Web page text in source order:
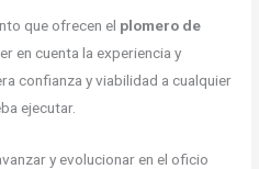
que ofrecen el plomero de
en cuenta la experiencia y
confianza y viabilidad a cualquier
ejecutar.
y evolucionar en el oficio